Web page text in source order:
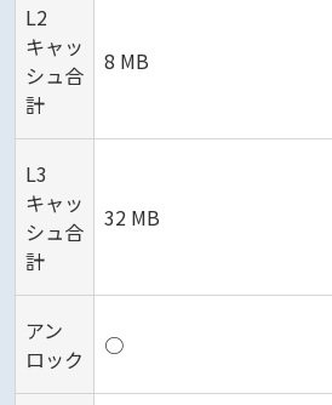
L2
キャッ
シュ合
計
8 MB
L3
キャッ
シュ合
計
32 MB
アン
ロック
○